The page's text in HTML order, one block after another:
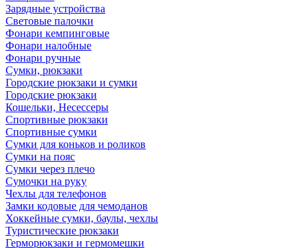
Зарядные устройства
Световые палочки
Фонари кемпинговые
Фонари налобные
Фонари ручные
Сумки, рюкзаки
Городские рюкзаки и сумки
Городские рюкзаки
Кошельки, Несессеры
Спортивные рюкзаки
Спортивные сумки
Сумки для коньков и роликов
Сумки на пояс
Сумки через плечо
Сумочки на руку
Чехлы для телефонов
Замки кодовые для чемоданов
Хоккейные сумки, баулы, чехлы
Туристические рюкзаки
Герморюкзаки и гермомешки